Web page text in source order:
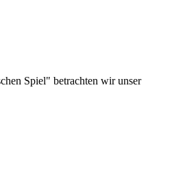
Spiel" betrachten wir unser